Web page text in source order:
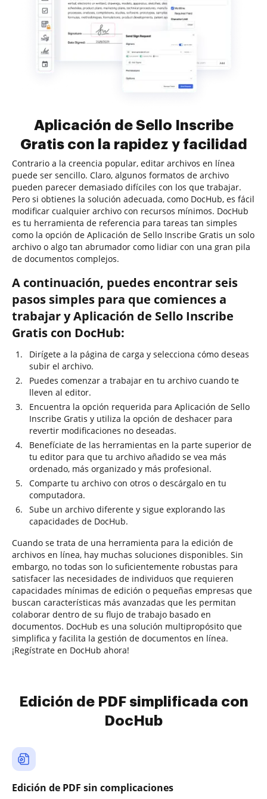
Aplicación de Sello Inscribe
Gratis con la rapidez y facilidad
Contrario a la creencia popular, editar archivos en línea
puede ser sencillo. Claro, algunos formatos de archivo
pueden parecer demasiado difíciles con los que trabajar.
Pero si obtienes la solución adecuada, como DocHub, es fácil
modificar cualquier archivo con recursos mínimos. DocHub
es tu herramienta de referencia para tareas tan simples
como la opción de Aplicación de Sello Inscribe Gratis un solo
archivo o algo tan abrumador como lidiar con una gran pila
de documentos complejos.
A continuación, puedes encontrar seis
pasos simples para que comiences a
trabajar y Aplicación de Sello Inscribe
Gratis con DocHub:
Dirígete a la página de carga y selecciona cómo deseas
subir el archivo.
Puedes comenzar a trabajar en tu archivo cuando te
lleven al editor.
Encuentra la opción requerida para Aplicación de Sello
Inscribe Gratis y utiliza la opción de deshacer para
revertir modificaciones no deseadas.
Benefíciate de las herramientas en la parte superior de
tu editor para que tu archivo añadido se vea más
ordenado, más organizado y más profesional.
Comparte tu archivo con otros o descárgalo en tu
computadora.
Sube un archivo diferente y sigue explorando las
capacidades de DocHub.
Cuando se trata de una herramienta para la edición de
archivos en línea, hay muchas soluciones disponibles. Sin
embargo, no todas son lo suficientemente robustas para
satisfacer las necesidades de individuos que requieren
capacidades mínimas de edición o pequeñas empresas que
buscan características más avanzadas que les permitan
colaborar dentro de su flujo de trabajo basado en
documentos. DocHub es una solución multipropósito que
simplifica y facilita la gestión de documentos en línea.
¡Regístrate en DocHub ahora!
Edición de PDF simplificada con
DocHub
Edición de PDF sin complicaciones